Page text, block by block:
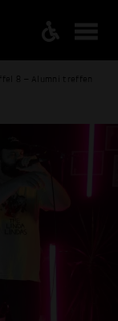
8 – Alumni treffen